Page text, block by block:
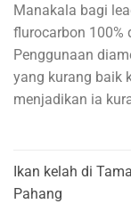
Manakala bagi
flurocarbon 100%
Penggunaan
yang kurang baik
menjadikan ia
Ikan kelah di
Pahang